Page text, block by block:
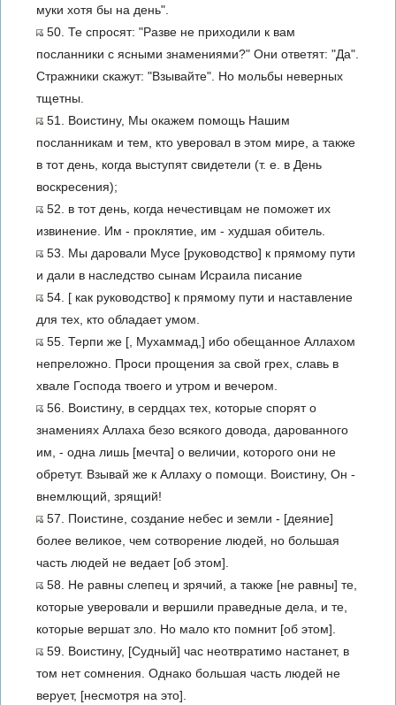
муки хотя бы на день".
50. Те спросят: "Разве не приходили к вам
посланники с ясными знамениями?" Они ответят: "Да".
Стражники скажут: "Взывайте". Но мольбы неверных
тщетны.
51. Воистину, Мы окажем помощь Нашим
посланникам и тем, кто уверовал в этом мире, а также
в тот день, когда выступят свидетели (т. е. в День
воскресения);
52. в тот день, когда нечестивцам не поможет их
извинение. Им - проклятие, им - худшая обитель.
53. Мы даровали Мусе [руководство] к прямому пути
и дали в наследство сынам Исраила писание
54. [ как руководство] к прямому пути и наставление
для тех, кто обладает умом.
55. Терпи же [, Мухаммад,] ибо обещанное Аллахом
непреложно. Проси прощения за свой грех, славь в
хвале Господа твоего и утром и вечером.
56. Воистину, в сердцах тех, которые спорят о
знамениях Аллаха безо всякого довода, дарованного
им, - одна лишь [мечта] о величии, которого они не
обретут. Взывай же к Аллаху о помощи. Воистину, Он -
внемлющий, зрящий!
57. Поистине, создание небес и земли - [деяние]
более великое, чем сотворение людей, но большая
часть людей не ведает [об этом].
58. Не равны слепец и зрячий, а также [не равны] те,
которые уверовали и вершили праведные дела, и те,
которые вершат зло. Но мало кто помнит [об этом].
59. Воистину, [Судный] час неотвратимо настанет, в
том нет сомнения. Однако большая часть людей не
верует, [несмотря на это].